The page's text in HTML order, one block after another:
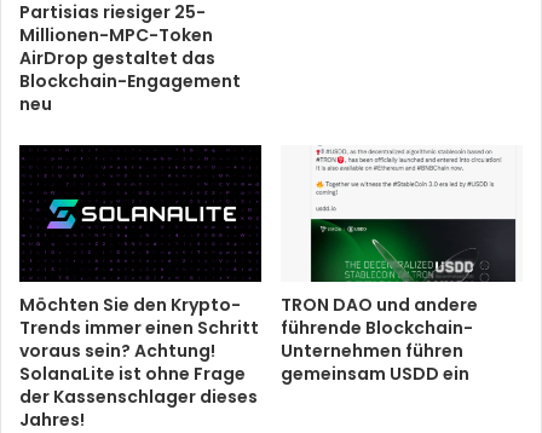
Partisias riesiger 25-
Millionen-MPC-Token
AirDrop gestaltet das
Blockchain-Engagement
neu
Möchten Sie den Krypto-
Trends immer einen Schritt
voraus sein? Achtung!
SolanaLite ist ohne Frage
der Kassenschlager dieses
Jahres!
TRON DAO und andere
führende Blockchain-
Unternehmen führen
gemeinsam USDD ein